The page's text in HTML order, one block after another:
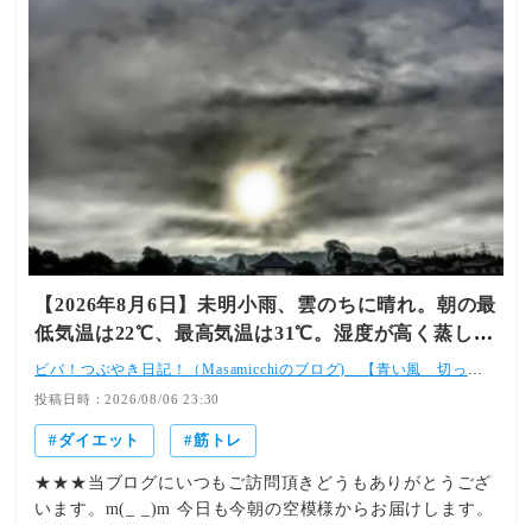
【2026年8月6日】未明小雨、雲のちに晴れ。朝の最
低気温は22℃、最高気温は31℃。湿度が高く蒸し暑
いので適宜、水分補給を。/ LSD練習＆フィット
ネス(木曜日）
ビバ！つぶやき日記！（Masamicchiのブログ) 【青い風 切って
投稿日時：2026/08/06 23:30
ダイエット 筋トレ
★★★当ブログにいつもご訪問頂きどうもありがとうござ
います。m(_ _)m 今日も今朝の空模様からお届けします。